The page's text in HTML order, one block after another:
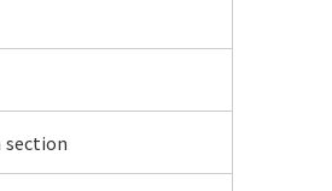
section